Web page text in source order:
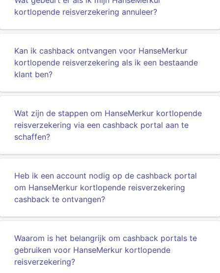
kortlopende reisverzekering annuleer?
Kan ik cashback ontvangen voor HanseMerkur
kortlopende reisverzekering als ik een bestaande
klant ben?
Wat zijn de stappen om HanseMerkur kortlopende
reisverzekering via een cashback portal aan te
schaffen?
Heb ik een account nodig op de cashback portal
om HanseMerkur kortlopende reisverzekering
cashback te ontvangen?
Waarom is het belangrijk om cashback portals te
gebruiken voor HanseMerkur kortlopende
reisverzekering?